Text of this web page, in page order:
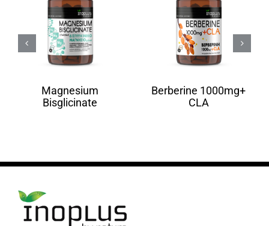
Magnesium
Bisglicinate
Berberine 1000mg+
CLA